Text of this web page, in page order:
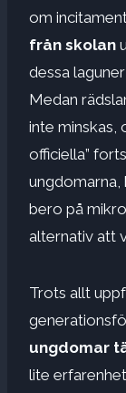
om
från skolan
dessa
Medan
inte minskas,
officiella”
bero på
alternativ att
Trots allt
ungdomar
lite